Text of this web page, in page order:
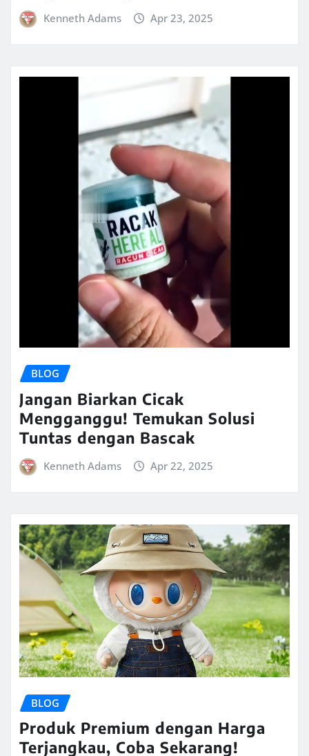
Kenneth Adams Apr 23, 2025
BLOG
Jangan Biarkan Cicak
Mengganggu! Temukan Solusi
Tuntas dengan Bascak
Kenneth Adams Apr 22, 2025
BLOG
Produk Premium dengan Harga
Terjangkau, Coba Sekarang!